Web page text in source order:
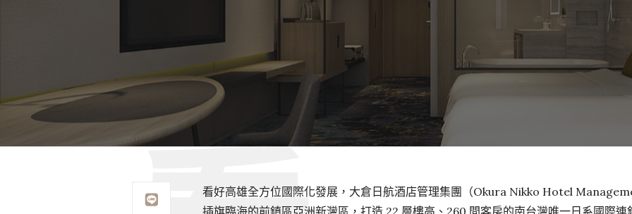
看好高雄全方位國際化發展，大倉日航酒店管理集團（Okura Nikko Hotel
插旗臨海的前鎮區亞洲新灣區，打造 22 層樓高、260 間客房的南台灣唯一日系國際連